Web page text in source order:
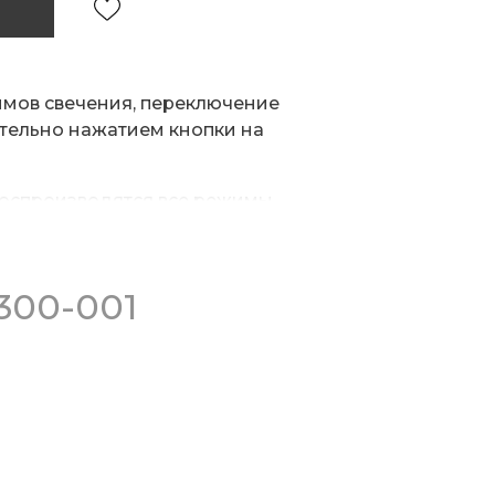
свечения, переключение
нажатием кнопки на
все режимы
и постепенное
мерцание)
свечение)
001